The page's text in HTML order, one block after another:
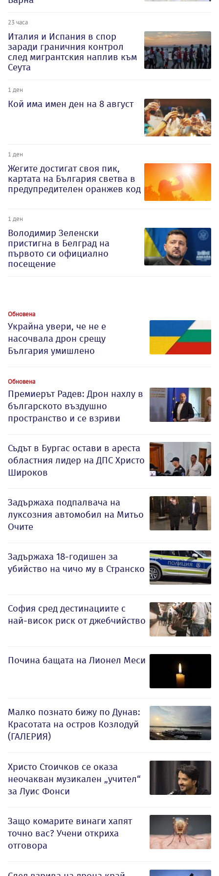
23 часа
Италия и Испания в спор
заради граничния контрол
след мигрантския наплив към
Сеута
1 ден
Кой има имен ден на 8 август
1 ден
Жегите достигат своя пик,
картата на България светва в
предупредителен оранжев код
1 ден
Володимир Зеленски
пристигна в Белград на
първото си официално
посещение
Обновена
Украйна увери, че не е
насочвала дрон срещу
България умишлено
Обновена
Премиерът Радев: Дрон нахлу в
българското въздушно
пространство и се взриви
Съдът в Бургас остави в ареста
областния лидер на ДПС Христо
Широков
Задържаха подпалвача на
луксозния автомобил на Митьо
Очите
Задържаха 18-годишен за
убийство на чичо му в Странско
София сред дестинациите с
най-висок риск от джебчийство
Почина бащата на Лионел Меси
Малко познато бижу по Дунав:
Красотата на остров Козлодуй
(ГАЛЕРИЯ)
Христо Стоичков се оказа
неочакван музикален „учител“
за Луис Фонси
Защо комарите винаги хапят
точно вас? Учени откриха
отговора